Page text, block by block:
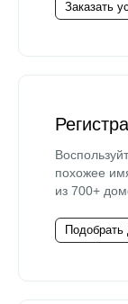
Заказать
похожее
из 700+